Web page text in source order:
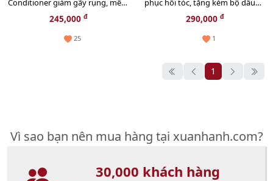
Conditioner giảm gãy rụng, mềm
mượt, bồng bềnh - 385ml
245,000 đ
25
phục hồi tóc, tặng kèm bộ dầu
gội và xả mini.290,000 đ
1
1
Vì sao bạn nên mua hàng tại xuanhanh.com?
30,000 khách hàng